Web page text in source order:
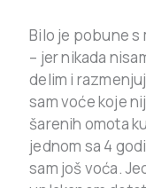
Bilo je pobune s
– jer nikada
delim i
sam voće koje
šarenih omota
jednom sa 4
sam još voća.